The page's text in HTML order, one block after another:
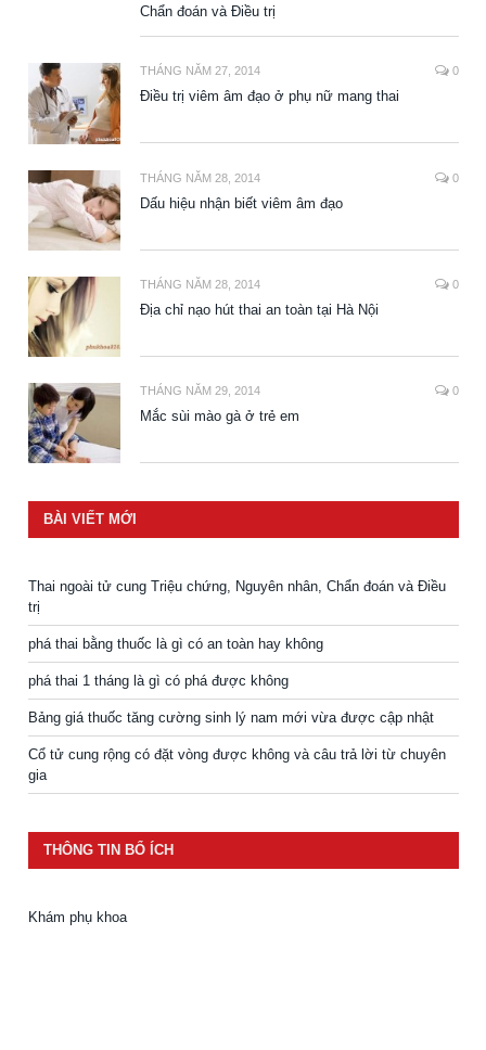
Chẩn đoán và Điều trị
THÁNG NĂM 27, 2014 0
Điều trị viêm âm đạo ở phụ nữ mang thai
THÁNG NĂM 28, 2014 0
Dấu hiệu nhận biết viêm âm đạo
THÁNG NĂM 28, 2014 0
Địa chỉ nạo hút thai an toàn tại Hà Nội
THÁNG NĂM 29, 2014 0
Mắc sùi mào gà ở trẻ em
BÀI VIẾT MỚI
Thai ngoài tử cung Triệu chứng, Nguyên nhân, Chẩn đoán và Điều
trị
phá thai bằng thuốc là gì có an toàn hay không
phá thai 1 tháng là gì có phá được không
Bảng giá thuốc tăng cường sinh lý nam mới vừa được cập nhật
Cổ tử cung rộng có đặt vòng được không và câu trả lời từ chuyên
gia
THÔNG TIN BỔ ÍCH
Khám phụ khoa